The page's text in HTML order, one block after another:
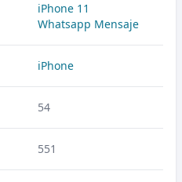
iPhone 11
Whatsapp Mensaje
iPhone
54
551